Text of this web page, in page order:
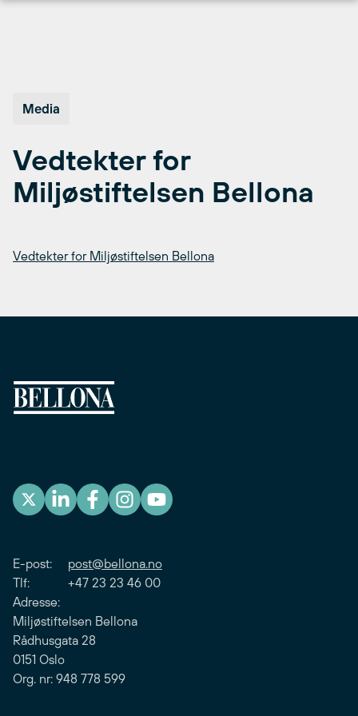
Media
Vedtekter for
Miljøstiftelsen Bellona
Vedtekter for Miljøstiftelsen Bellona
E-post: post@bellona.no
Tlf: +47 23 23 46 00
Adresse:
Miljøstiftelsen Bellona
Rådhusgata 28
0151 Oslo
Org. nr: 948 778 599